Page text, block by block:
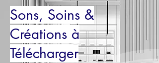
Sons, Soins &
Créations à
Télécharger